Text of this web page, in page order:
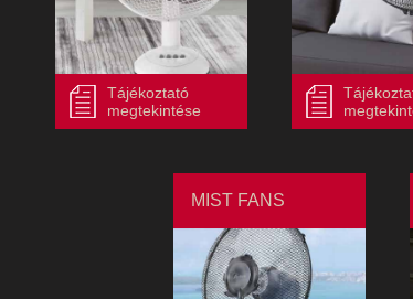
Tájékoztató
megtekintése
MIST FANS